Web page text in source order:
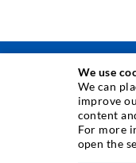
TECNICA DI
Iniezione di crepe
Barriera orizzontale
We use
We can
improve
content
For more
open the